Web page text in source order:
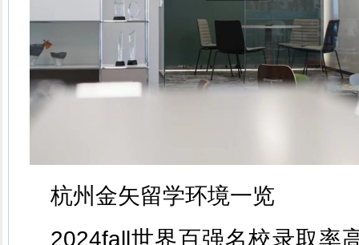
杭州金矢留学环境一览
2024fall世界百强名校录取率